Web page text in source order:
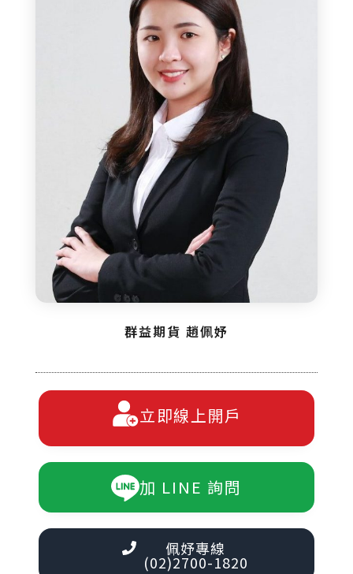
群益期貨 趙佩妤
立即線上開戶
加 LINE 詢問
佩妤專線
(02)2700-1820